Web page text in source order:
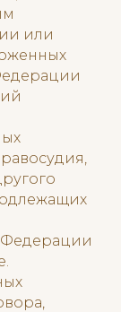
или
Федерации